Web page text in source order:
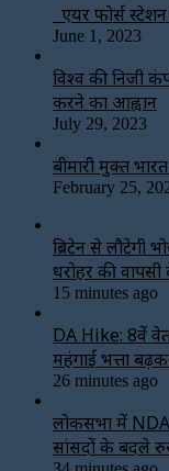
एयर फोर्स
June 1, 2023
विश्‍व की निजी
करने का आह्वान
July 29, 2023
बीमारी मुक्त
February 25,
ब्रिटेन से लौटेगी
धरोहर की
15 minutes ago
DA Hike: 8वें
महंगाई भत्ता
26 minutes ago
लोकसभा में NDA
सांसदों के बदले